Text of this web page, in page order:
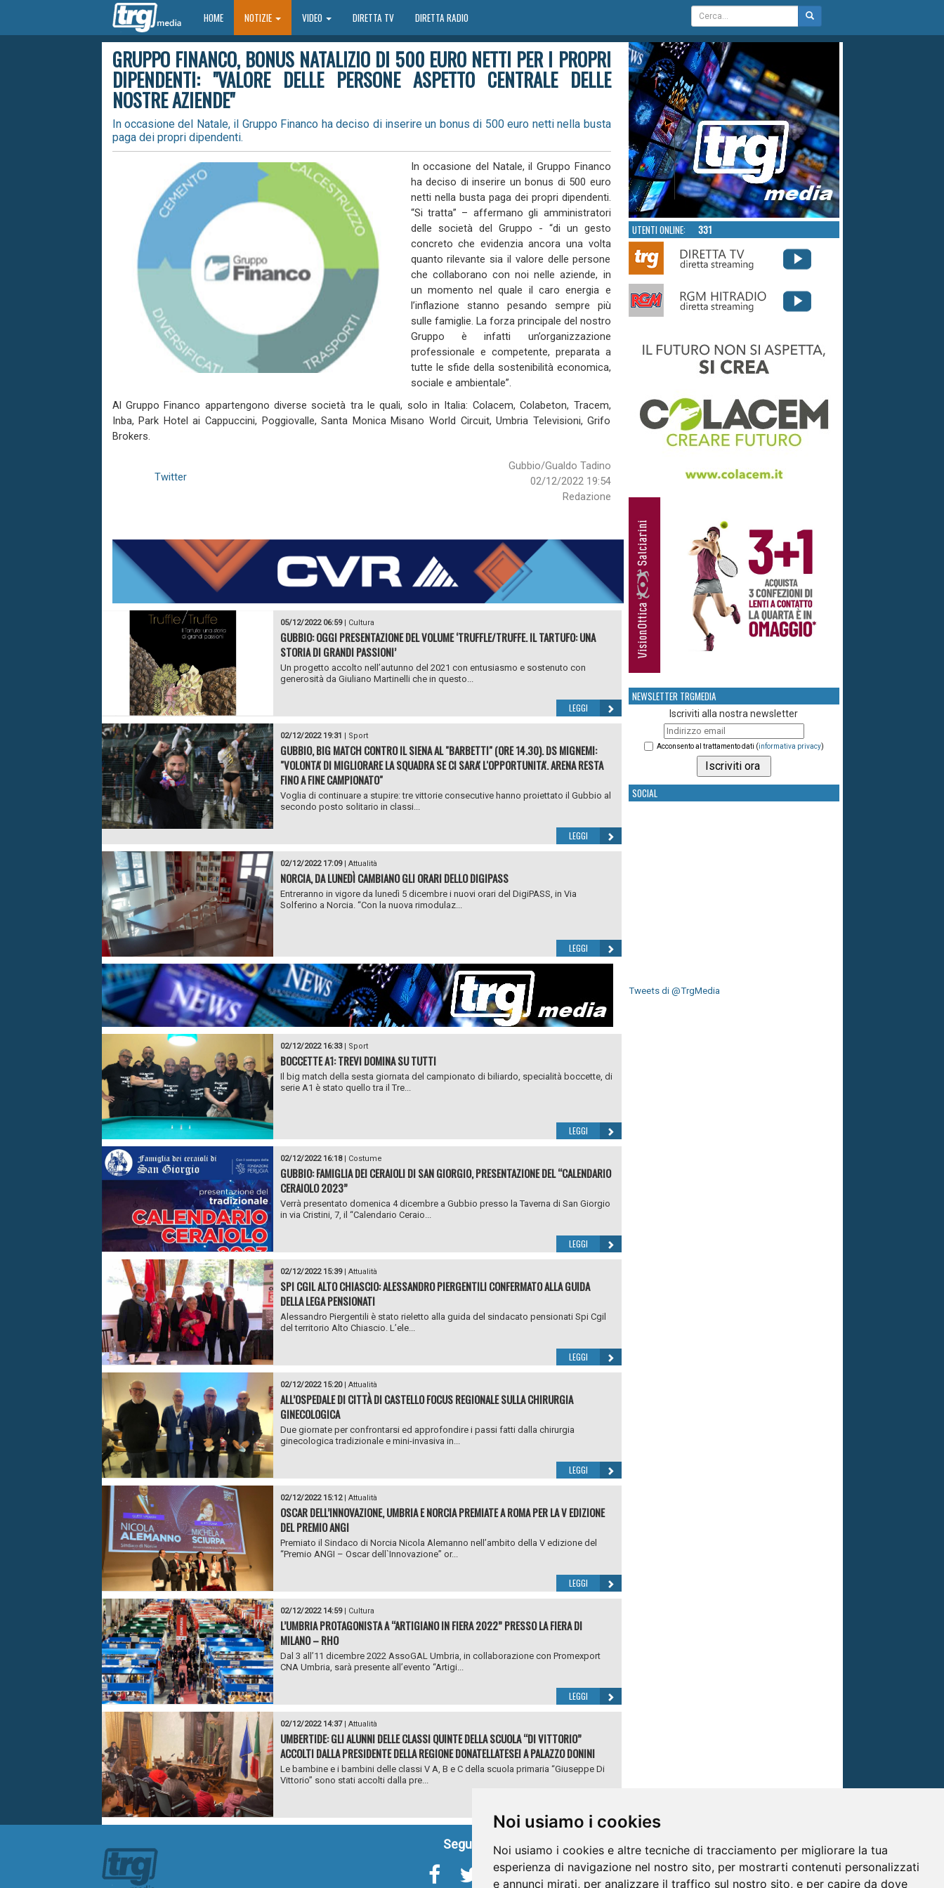
Noi usiamo i cookies
Noi usiamo i cookies e altre tecniche di tracciamento per migliorare la tua
esperienza di navigazione nel nostro sito, per mostrarti contenuti personalizzati
e annunci mirati, per analizzare il traffico sul nostro sito, e per capire da dove
HOMEHOME NOTIZIE VIDEO DIRETTA TV DIRETTA RADIO
GRUPPO FINANCO, BONUS NATALIZIO DI 500 EURO NETTI PER I PROPRI
DIPENDENTI: "VALORE DELLE PERSONE ASPETTO CENTRALE DELLE
NOSTRE AZIENDE"
In occasione del Natale, il Gruppo Financo ha deciso di inserire un bonus di 500 euro netti nella busta
paga dei propri dipendenti.
In occasione del Natale, il Gruppo Financo
ha deciso di inserire un bonus di 500 euro
netti nella busta paga dei propri dipendenti.
“Si tratta” – affermano gli amministratori
delle società del Gruppo - “di un gesto
concreto che evidenzia ancora una volta
quanto rilevante sia il valore delle persone
che collaborano con noi nelle aziende, in
un momento nel quale il caro energia e
l’inflazione stanno pesando sempre più
sulle famiglie. La forza principale del nostro
Gruppo è infatti un’organizzazione
professionale e competente, preparata a
tutte le sfide della sostenibilità economica,
sociale e ambientale”.
Al Gruppo Financo appartengono diverse società tra le quali, solo in Italia: Colacem, Colabeton, Tracem,
Inba, Park Hotel ai Cappuccini, Poggiovalle, Santa Monica Misano World Circuit, Umbria Televisioni, Grifo
Brokers.
Gubbio/Gualdo Tadino
02/12/2022 19:54
Redazione
Twitter
05/12/2022 06:59| Cultura
GUBBIO: OGGI PRESENTAZIONE DEL VOLUME ‘TRUFFLE/TRUFFE. IL TARTUFO: UNA
STORIA DI GRANDI PASSIONI’
Un progetto accolto nell’autunno del 2021 con entusiasmo e sostenuto con
generosità da Giuliano Martinelli che in questo...
LEGGI
02/12/2022 19:31 Sport
GUBBIO, BIG MATCH CONTRO IL SIENA AL "BARBETTI" (ORE 14.30). DS MIGNEMI:
"VOLONTA' DI MIGLIORARE LA SQUADRA SE CI SARA' L'OPPORTUNITA'. ARENA RESTA
FINO A FINE CAMPIONATO"
Voglia di continuare a stupire: tre vittorie consecutive hanno proiettato il Gubbio al
secondo posto solitario in classi...
LEGGI
02/12/2022 17:09| Attualità
NORCIA, DA LUNEDÌ CAMBIANO GLI ORARI DELLO DIGIPASS
Entreranno in vigore da lunedì 5 dicembre i nuovi orari del DigiPASS, in Via
Solferino a Norcia. “Con la nuova rimodulaz...
LEGGI
02/12/2022 16:33| Sport
BOCCETTE A1: TREVI DOMINA SU TUTTI
Il big match della sesta giornata del campionato di biliardo, specialità boccette, di
serie A1 è stato quello tra il Tre...
LEGGI
02/12/2022 16:18| Costume
GUBBIO: FAMIGLIA DEI CERAIOLI DI SAN GIORGIO, PRESENTAZIONE DEL “CALENDARIO
CERAIOLO 2023”
Verrà presentato domenica 4 dicembre a Gubbio presso la Taverna di San Giorgio
in via Cristini, 7, il “Calendario Ceraio...
LEGGI
02/12/2022 15:39| Attualità
SPI CGIL ALTO CHIASCIO: ALESSANDRO PIERGENTILI CONFERMATO ALLA GUIDA
DELLA LEGA PENSIONATI
Alessandro Piergentili è stato rieletto alla guida del sindacato pensionati Spi Cgil
del territorio Alto Chiascio. L’ele...
LEGGI
02/12/2022 15:20| Attualità
ALL’OSPEDALE DI CITTÀ DI CASTELLO FOCUS REGIONALE SULLA CHIRURGIA
GINECOLOGICA
Due giornate per confrontarsi ed approfondire i passi fatti dalla chirurgia
ginecologica tradizionale e mini-invasiva in...
LEGGI
02/12/2022 15:12| Attualità
OSCAR DELL’INNOVAZIONE, UMBRIA E NORCIA PREMIATE A ROMA PER LA V EDIZIONE
DEL PREMIO ANGI
Premiato il Sindaco di Norcia Nicola Alemanno nell’ambito della V edizione del
“Premio ANGI – Oscar dell`Innovazione” or...
LEGGI
02/12/2022 14:59| Cultura
L’UMBRIA PROTAGONISTA A “ARTIGIANO IN FIERA 2022” PRESSO LA FIERA DI
MILANO – RHO
Dal 3 all’11 dicembre 2022 AssoGAL Umbria, in collaborazione con Promexport
CNA Umbria, sarà presente all’evento “Artigi...
LEGGI
02/12/2022 14:37| Attualità
UMBERTIDE: GLI ALUNNI DELLE CLASSI QUINTE DELLA SCUOLA “DI VITTORIO”
ACCOLTI DALLA PRESIDENTE DELLA REGIONE DONATELLATESEI A PALAZZO DONINI
Le bambine e i bambini delle classi V A, B e C della scuola primaria “Giuseppe Di
Vittorio” sono stati accolti dalla pre...
UTENTI ONLINE: 331
NEWSLETTER TRGMEDIA
Iscriviti alla nostra newsletter
Acconsento al trattamento dati (informativa privacy)
SOCIAL
Tweets di @TrgMedia
Seguici su